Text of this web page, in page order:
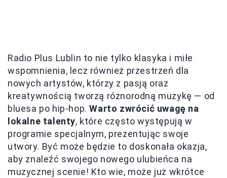
Radio Plus Lublin to nie tylko klasyka i miłe
wspomnienia, lecz również przestrzeń dla
nowych artystów, którzy z pasją oraz
kreatywnością tworzą różnorodną muzykę — od
bluesa po hip-hop.Warto zwrócić uwagę na
lokalne talenty, które często występują w
programie specjalnym, prezentując swoje
utwory. Być może będzie to doskonała okazja,
aby znaleźć swojego nowego ulubieńca na
muzycznej scenie! Kto wie, może już wkrótce